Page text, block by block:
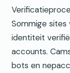
Sommige sites
identiteit
accounts.
bots en